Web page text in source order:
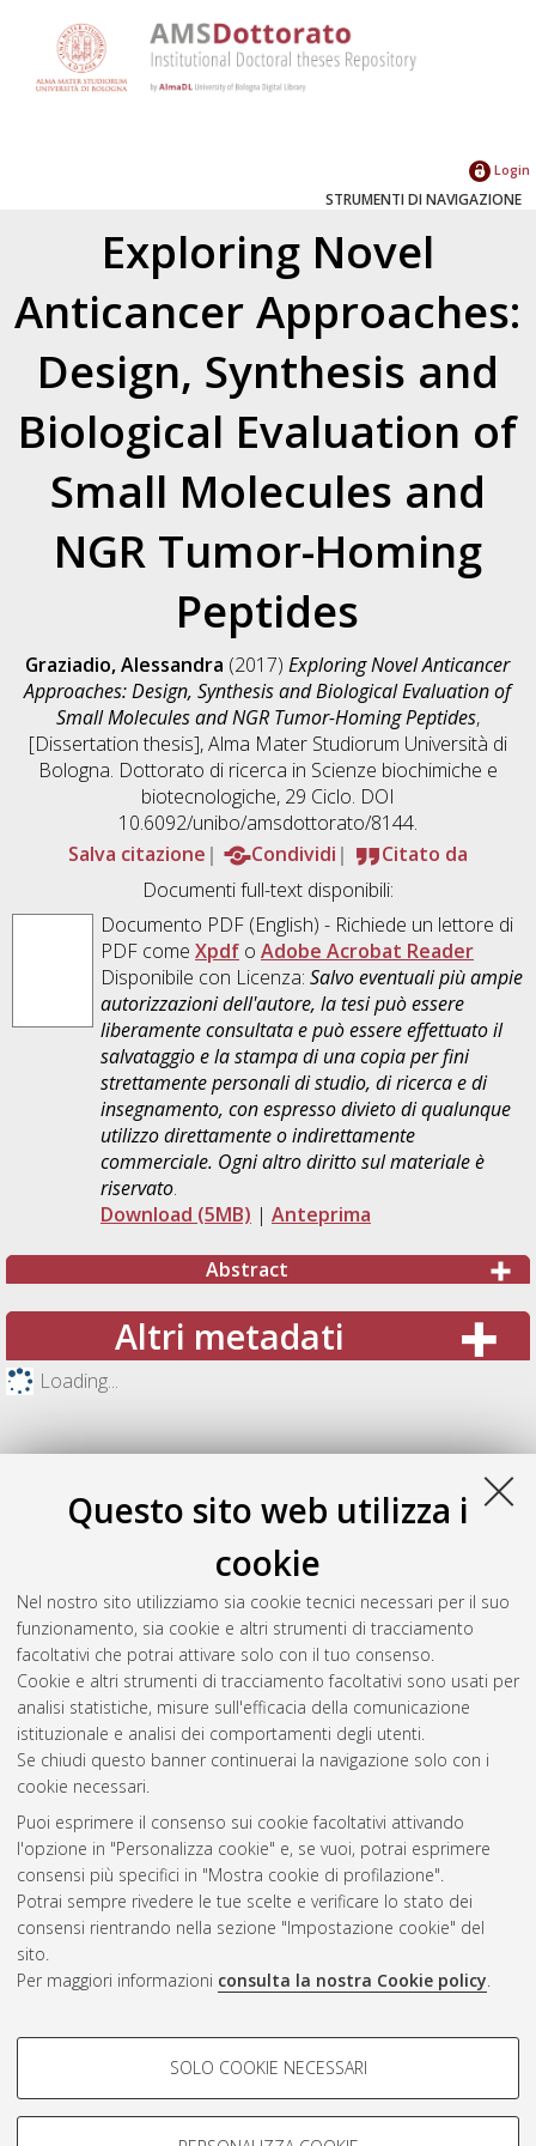
Questo sito web utilizza i
cookie
Nel nostro sito utilizziamo sia cookie tecnici necessari per il suo
funzionamento, sia cookie e altri strumenti di tracciamento
facoltativi che potrai attivare solo con il tuo consenso.
Cookie e altri strumenti di tracciamento facoltativi sono usati per
analisi statistiche, misure sull'efficacia della comunicazione
istituzionale e analisi dei comportamenti degli utenti.
Se chiudi questo banner continuerai la navigazione solo con i
cookie necessari.
Puoi esprimere il consenso sui cookie facoltativi attivando
l'opzione in "Personalizza cookie" e, se vuoi, potrai esprimere
consensi più specifici in "Mostra cookie di profilazione".
Potrai sempre rivedere le tue scelte e verificare lo stato dei
consensi rientrando nella sezione "Impostazione cookie" del
sito.
Per maggiori informazioni consulta la nostra Cookie policy.
COOKIE DI PROFILAZIONE -
Si tratta di cookie utilizzati per analizzare le caratteristiche della
SOLO COOKIE NECESSARI
Login
STRUMENTI DI NAVIGAZIONE
Exploring Novel
Anticancer Approaches:
Design, Synthesis and
Biological Evaluation of
Small Molecules and
NGR Tumor-Homing
Peptides
Graziadio, Alessandra (2017)Exploring Novel Anticancer
Approaches: Design, Synthesis and Biological Evaluation of
Small Molecules and NGR Tumor-Homing Peptides,
[Dissertation thesis], Alma Mater Studiorum Università di
Bologna. Dottorato di ricerca in Scienze biochimiche e
biotecnologiche, 29 Ciclo. DOI
10.6092/unibo/amsdottorato/8144.
Salva citazione
Condividi
Citato da
Documenti full-text disponibili:
Documento PDF(English) - Richiede un lettore di
PDF come Xpdfo Adobe Acrobat Reader
Disponibile con Licenza: Salvo eventuali più ampie
autorizzazioni dell'autore, la tesi può essere
liberamente consultata e può essere effettuato il
salvataggio e la stampa di una copia per fini
strettamente personali di studio, di ricerca e di
insegnamento, con espresso divieto di qualunque
utilizzo direttamente o indirettamente
commerciale. Ogni altro diritto sul materiale è
riservato.
Download (5MB) | Anteprima
Abstract
Altri metadati
Loading...
Gestione del documento:
Atom
Rss 1.0
Rss 2.0
ISSN: 2038-7946
Impostazioni Cookie
Informativa sulla privacy
Condizioni d’uso del sito